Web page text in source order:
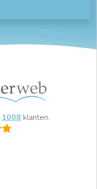
1008 klanten.